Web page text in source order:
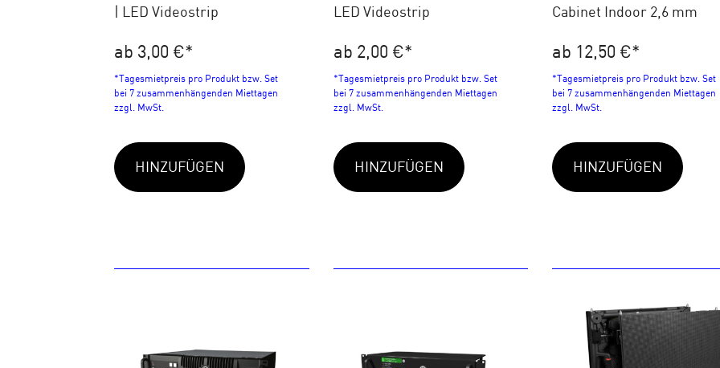
| LED Videostrip
ab 3,00 €*
*Tagesmietpreis pro Produkt bzw. Set
bei 7 zusammenhängenden Miettagen
zzgl. MwSt.
HINZUFÜGEN
LED Videostrip
ab 2,00 €*
*Tagesmietpreis pro Produkt bzw. Set
bei 7 zusammenhängenden Miettagen
zzgl. MwSt.
HINZUFÜGEN
Cabinet Indoor 2,6 mm
ab 12,50 €*
*Tagesmietpreis pro Produkt bzw. Set
bei 7 zusammenhängenden Miettagen
zzgl. MwSt.
HINZUFÜGEN